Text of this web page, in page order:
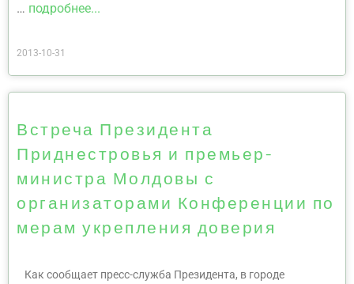
… подробнее...
2013-10-31
Встреча Президента
Приднестровья и премьер-
министра Молдовы с
организаторами Конференции по
мерам укрепления доверия
Как сообщает пресс-служба Президента, в городе